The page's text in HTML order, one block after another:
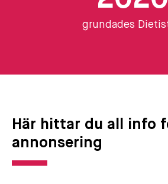
grundades
Här hittar du all info
annonsering